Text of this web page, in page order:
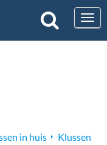
in huis
Klussen